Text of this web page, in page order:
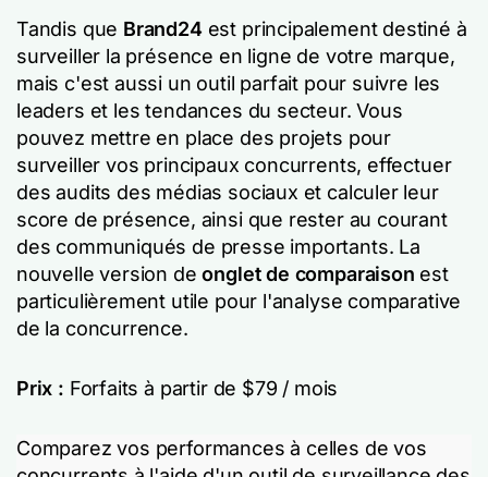
Tandis que Brand24est principalement destiné à
surveiller la présence en ligne de votre marque,
mais c'est aussi un outil parfait pour suivre les
leaders et les tendances du secteur. Vous
pouvez mettre en place des projets pour
surveiller vos principaux concurrents, effectuer
des audits des médias sociaux et calculer leur
score de présence, ainsi que rester au courant
des communiqués de presse importants. La
nouvelle version deonglet de comparaison est
particulièrement utile pour l'analyse comparative
de la concurrence.
Prix : Forfaits à partir de $79 / mois
Comparez vos performances à celles de vos